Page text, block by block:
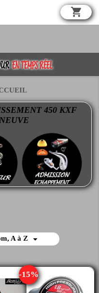
shopping_cart
450 KXF
A à Z 
-15%